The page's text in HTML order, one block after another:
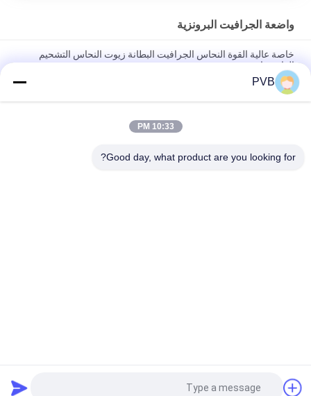
واضعة الجرافيت البرونزية
خاصة عالية القوة النحاس الجرافيت البطانة زيوت النحاس التشحيم
الذاتي واضعة برونزية
زيوت التشحيم الصلبة الجرافيت البرونزية تحمل زيوت الألومنيوم
البرونزية للصناعة البحرية
القصدير الجرافيت البرونزية تحمل البطانة البرونزية التشحيم الذاتي
PVB
10:33 PM
Good day, what product are you looking for?